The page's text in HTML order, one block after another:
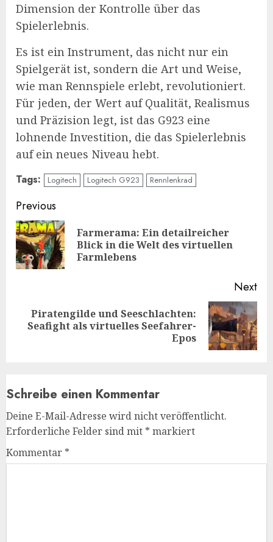
Dimension der Kontrolle über das
Spielerlebnis.
Es ist ein Instrument, das nicht nur ein
Spielgerät ist, sondern die Art und Weise,
wie man Rennspiele erlebt, revolutioniert.
Für jeden, der Wert auf Qualität, Realismus
und Präzision legt, ist das G923 eine
lohnende Investition, die das Spielerlebnis
auf ein neues Niveau hebt.
Tags: Logitech Logitech G923 Rennlenkrad
Continue
Reading
Previous
Farmerama: Ein detailreicher
Blick in die Welt des virtuellen
Farmlebens
Next
Next
Piratengilde und Seeschlachten:
Seafight als virtuelles Seefahrer-
Epos
Schreibe einen Kommentar
Deine E-Mail-Adresse wird nicht veröffentlicht.
Erforderliche Felder sind mit * markiert
Kommentar *